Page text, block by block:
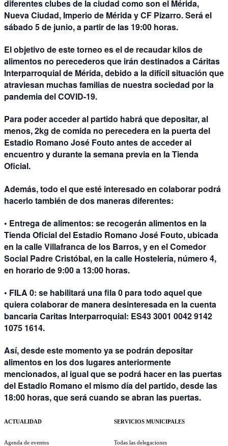
diferentes clubes de la ciudad como son el Mérida,
Nueva Ciudad, Imperio de Mérida y CF Pizarro. Será el
sábado 5 de junio, a partir de las 19:00 horas.
El objetivo de este torneo es el de recaudar kilos de
alimentos no perecederos que irán destinados a Cáritas
Interparroquial de Mérida, debido a la difícil situación que
atraviesan muchas familias de nuestra sociedad por la
pandemia del COVID-19.
Para poder acceder al partido habrá que depositar, al
menos, 2kg de comida no perecedera en la puerta del
Estadio Romano José Fouto antes de acceder al
encuentro y durante la semana previa en la Tienda
Oficial.
Además, todo el que esté interesado en colaborar podrá
hacerlo también de dos maneras diferentes:
• Entrega de alimentos: se recogerán alimentos en la
Tienda Oficial del Estadio Romano José Fouto, ubicada
en la calle Villafranca de los Barros, y en el Comedor
Social Padre Cristóbal, en la calle Hostelería, número 4,
en horario de 9:00 a 13:00 horas.
• FILA 0: se habilitará una fila 0 para todo aquel que
quiera colaborar de manera desinteresada en la cuenta
bancaria Caritas Interparroquial: ES43 3001 0042 9142
1075 1614.
Así, desde este momento ya se podrán depositar
alimentos en los dos lugares anteriormente
mencionados, al igual que se podrá hacer en las puertas
del Estadio Romano el mismo día del partido, desde las
18:00 horas, que será cuando se abran las puertas.
ACTUALIDAD
Agenda de eventos
SERVICIOS MUNICIPALES
Todas las delegaciones